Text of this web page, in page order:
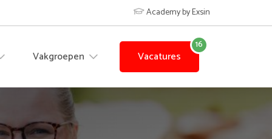
Academy by Exsin
Vakgroepen Vacatures